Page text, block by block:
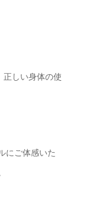
正しい身体の使
にご体感いた